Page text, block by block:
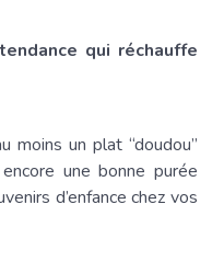
qui réchauffe
moins un plat “doudou”
une bonne purée
d’enfance chez vos